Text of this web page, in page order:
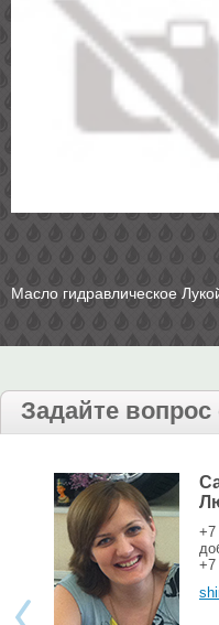
Масло гидравлическое
Задайте
+7
+7